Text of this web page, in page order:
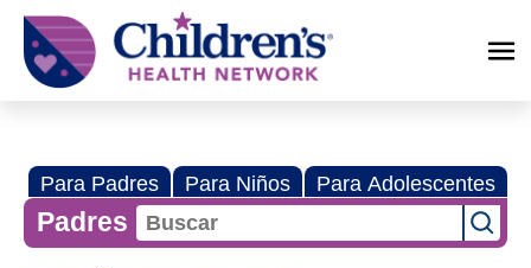
Children's
Health
Network
Para Padres Para Niños Para Adolescentes
Padres